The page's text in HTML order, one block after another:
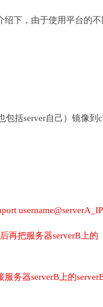
绍下，由于使用平台的
包括server自己）镜像到
username@serverA_IP
再把服务器serverB上的
务器serverB上的